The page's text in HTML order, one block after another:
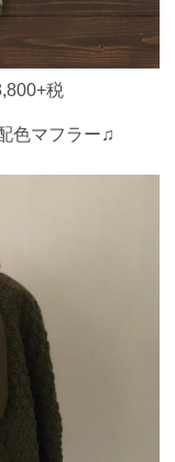
税
色マフラー♫